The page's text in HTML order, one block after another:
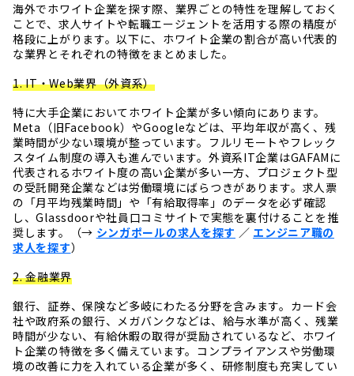
海外でホワイト企業を探す際、業界ごとの特性を理解しておく
ことで、求人サイトや転職エージェントを活用する際の精度が
格段に上がります。以下に、ホワイト企業の割合が高い代表的
な業界とそれぞれの特徴をまとめました。
1. IT・Web業界（外資系）
特に大手企業においてホワイト企業が多い傾向にあります。
Meta（旧Facebook）やGoogleなどは、平均年収が高く、残
業時間が少ない環境が整っています。フルリモートやフレック
スタイム制度の導入も進んでいます。外資系IT企業はGAFAMに
代表されるホワイト度の高い企業が多い一方、プロジェクト型
の受託開発企業などは労働環境にばらつきがあります。求人票
の「月平均残業時間」や「有給取得率」のデータを必ず確認
し、Glassdoorや社員口コミサイトで実態を裏付けることを推
奨します。（→ シンガポールの求人を探す ／ エンジニア職の
求人を探す）
2. 金融業界
銀行、証券、保険など多岐にわたる分野を含みます。カード会
社や政府系の銀行、メガバンクなどは、給与水準が高く、残業
時間が少ない、有給休暇の取得が奨励されているなど、ホワイ
ト企業の特徴を多く備えています。コンプライアンスや労働環
境の改善に力を入れている企業が多く、研修制度も充実してい